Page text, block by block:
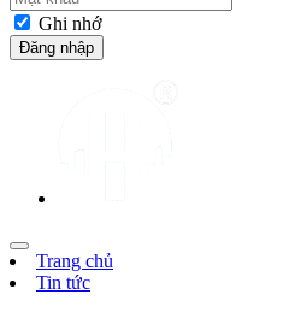
Ghi nhớ
Trang chủ
Tin tức